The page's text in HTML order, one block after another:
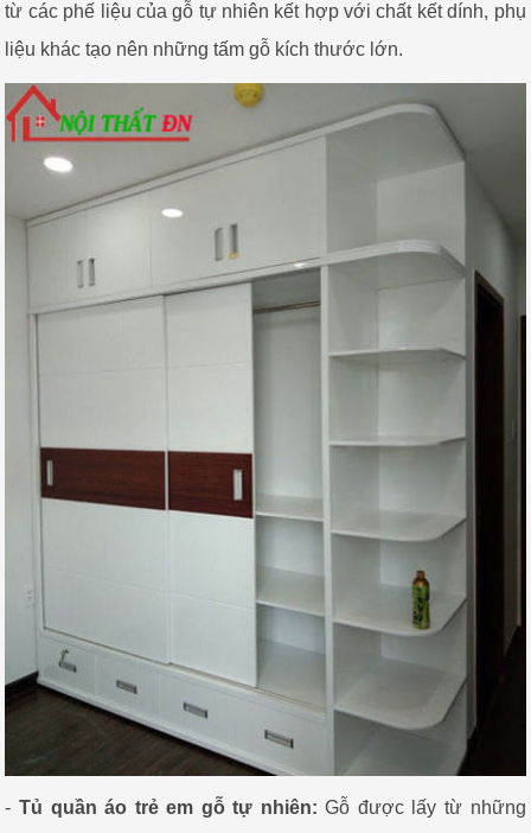
từ các phế liệu của gỗ tự nhiên kết hợp với chất kết dính, phụ
liệu khác tạo nên những tấm gỗ kích thước lớn.
-Tủ quần áo trẻ em gỗ tự nhiên: Gỗ được lấy từ những